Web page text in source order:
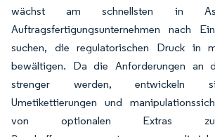
wächst am schnellsten in
Auftragsfertigungsunternehmen nach
suchen, die regulatorischen Druck in
bewältigen. Da die Anforderungen an
strenger werden, entwickeln
Umetikettierungen und
von optionalen Extras zu